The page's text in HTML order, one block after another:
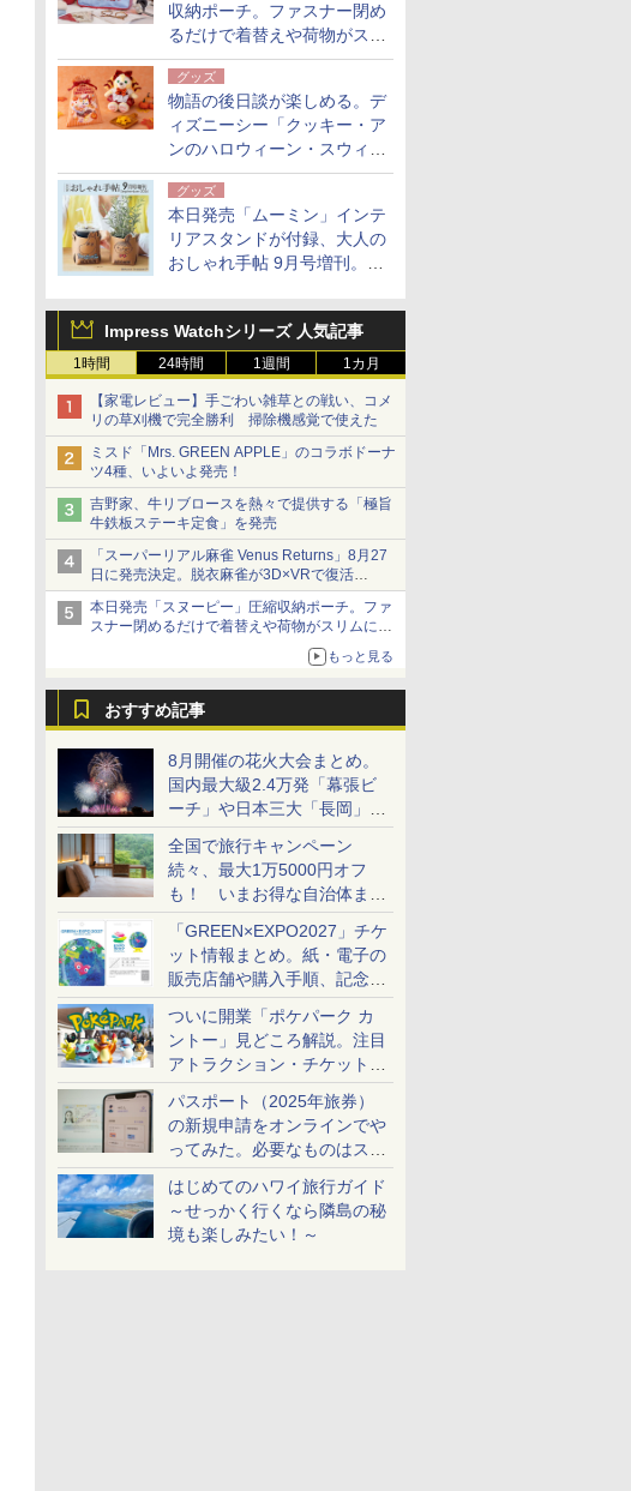
収納ポーチ。ファスナー閉め
るだけで着替えや荷物がスリ
ムにまとまる
グッズ
物語の後日談が楽しめる。デ
ィズニーシー「クッキー・ア
ンのハロウィーン・スウィー
トサプライズ」限定グッズ公
開グッズ
本日発売「ムーミン」インテ
リアスタンドが付録、大人の
おしゃれ手帖 9月号増刊。レ
ト
Impress Watchシリーズ 人気記事
1時間 24時間 1週間 1カ月
【家電レビュー】手ごわい雑草との戦い、コメ
リの草刈機で完全勝利 掃除機感覚で使えた
ミスド「Mrs. GREEN APPLE」のコラボドーナ
ツ4種、いよいよ発売！
吉野家、牛リブロースを熱々で提供する「極旨
牛鉄板ステーキ定食」を発売
「スーパーリアル麻雀 Venus Returns」8月27
日に発売決定。脱衣麻雀が3D×VRで復活
発売から2週間は20%オフになるセールが実施
本日発売「スヌーピー」圧縮収納ポーチ。ファ
スナー閉めるだけで着替えや荷物がスリムにま
もっと見る
おすすめ記事
8月開催の花火大会まとめ。
国内最大級2.4万発「幕張ビ
ーチ」や日本三大「長岡」な
ど大型イベント目白押し！
全国で旅行キャンペーン
続々、最大1万5000円オフ
も！ いまお得な自治体まと
め
「GREEN×EXPO2027」チケ
ット情報まとめ。紙・電子の
販売店舗や購入手順、記念チ
ケットも解説
ついに開業「ポケパーク カ
ントー」見どころ解説。注目
アトラクション・チケット手
配・来場前に必要な準備は？
パスポート（2025年旅券）
の新規申請をオンラインでや
ってみた。必要なものはスマ
ホとマイナカードのみ
はじめてのハワイ旅行ガイド
～せっかく行くなら隣島の秘
境も楽しみたい！～